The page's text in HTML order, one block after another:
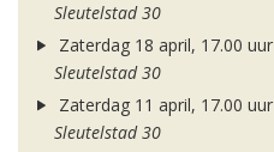
Sleutelstad 30
Zaterdag 18 april, 17.00 uur
Sleutelstad 30
Zaterdag 11 april, 17.00 uur
Sleutelstad 30